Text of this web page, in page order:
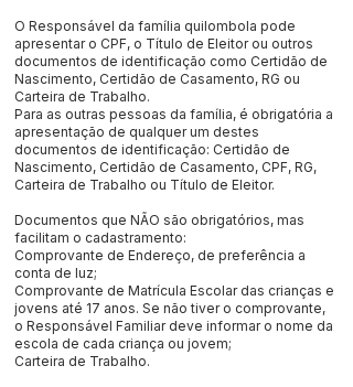
O Responsável da família quilombola pode
apresentar o CPF, o Título de Eleitor ou outros
documentos de identificação como Certidão de
Nascimento, Certidão de Casamento, RG ou
Carteira de Trabalho.
Para as outras pessoas da família, é obrigatória a
apresentação de qualquer um destes
documentos de identificação: Certidão de
Nascimento, Certidão de Casamento, CPF, RG,
Carteira de Trabalho ou Título de Eleitor.
Documentos que NÃO são obrigatórios, mas
facilitam o cadastramento:
Comprovante de Endereço, de preferência a
conta de luz;
Comprovante de Matrícula Escolar das crianças e
jovens até 17 anos. Se não tiver o comprovante,
o Responsável Familiar deve informar o nome da
escola de cada criança ou jovem;
Carteira de Trabalho.